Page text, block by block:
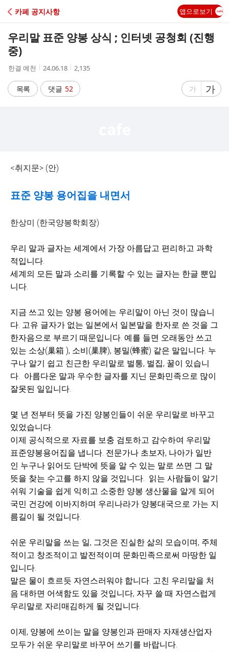
C
카페 공지사항 앱으로보기
우리말 표준 양봉 상식 ; 인터넷 공청회 (진행
중)
작
자
한결 예천
작
시
간
24.06.18
조
수
2,135
목록 댓글 52
글
가
글
자
가
<취지문> (안)
표준 양봉 용어집을 내면서
한상미 (한국양봉학회장)
우리 말과 글자는 세계에서 가장 아름답고 편리하고 과학
적입니다.
세계의 모든 말과 소리를 기록할 수 있는 글자는 한글 뿐입
니다.
지금 쓰고 있는 양봉 용어에는 우리말이 아닌 것이 많습니
다. 고유 글자가 없는 일본에서 일본말을 한자로 쓴 것을 그
한자음으로 부르기 때문입니다. 예를 들면 오래동안 쓰고
있는 소상(巢箱 ), 소비(巢脾), 봉밀(蜂蜜) 같은 말입니다. 누
구나 알기 쉽고 친근한 우리말로 벌통, 벌집, 꿀이 있습니
다. 아름다운 말과 우수한 글자를 지닌 문화민족으로 많이
잘못된 일입니다.
몇 년 전부터 뜻을 가진 양봉인들이 쉬운 우리말로 바꾸고
있었습니다.
이제 공식적으로 자료를 보충 검토하고 감수하여 우리말
표준양봉용어집을 냅니다. 전문가나 초보자, 나아가 일반
인 누구나 읽어도 단박에 뜻을 알 수 있는 말로 쓰면 그 말
뜻을 찾는 수고를 하지 않을 것입니다. 읽는 사람들이 알기
쉬워 기술을 쉽게 익히고 소중한 양봉 생산물을 알게 되어
국민 건강에 이바지하며 우리나라가 양봉대국으로 가는 지
름길이 될 것입니다.
쉬운 우리말을 쓰는 일, 그것은 진실한 삶의 모습이며, 주체
적이고 창조적이고 발전적이며 문화민족으로써 마땅한 일
입니다.
말은 물이 흐르듯 자연스러워야 합니다. 고친 우리말을 처
음 대하면 어색함도 있을 것입니다, 자꾸 쓸 때 자연스럽게
우리말로 자리매김하게 될 것입니다.
이제, 양봉에 쓰이는 말을 양봉인과 판매자 자재생산업자
모두가 쉬운 우리말로 바꾸어 쓰기를 바랍니다.